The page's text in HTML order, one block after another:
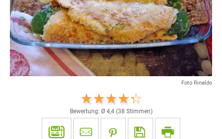
Foto Rinaldo
Bewertung: Ø 4,4(38 Stimmen)